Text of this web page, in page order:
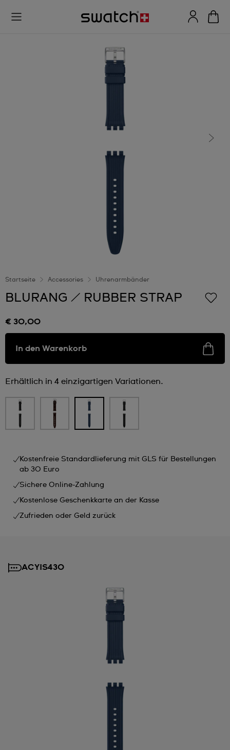
Startseite Accessories Uhrenarmbänder
BLURANG / RUBBER STRAP
€ 30,00
In den Warenkorb
Erhältlich in 4 einzigartigen Variationen.
Kostenfreie Standardlieferung mit GLS für Bestellungen
ab 30 Euro
Sichere Online-Zahlung
Kostenlose Geschenkkarte an der Kasse
Zufrieden oder Geld zurück
ACYIS430